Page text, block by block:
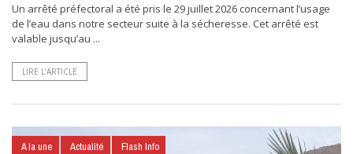
Un arrêté préfectoral a été pris le 29 juillet 2026 concernant l’usage
de l’eau dans notre secteur suite à la sécheresse. Cet arrêté est
valable jusqu’au ...
LIRE L’ARTICLE
A la une Actualité Flash Info